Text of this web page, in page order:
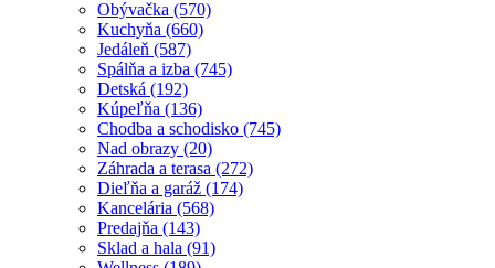
Obývačka (570)
Kuchyňa (660)
Jedáleň (587)
Spálňa a izba (745)
Detská (192)
Kúpeľňa (136)
Chodba a schodisko (745)
Nad obrazy (20)
Záhrada a terasa (272)
Dieľňa a garáž (174)
Kancelária (568)
Predajňa (143)
Sklad a hala (91)